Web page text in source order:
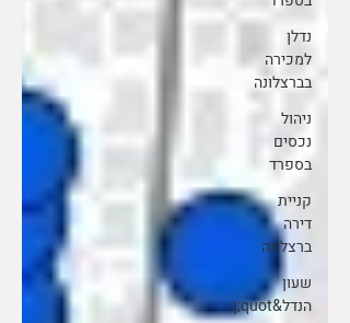
נדלן
למכירה
בברצלונה
ניהול
נכסים
בספרד
קניית
דירה
ברצלונה
שעון
הנדל&quot;ן